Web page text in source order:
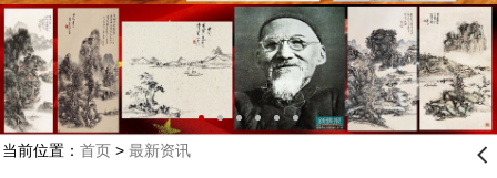
当前位置： 首页> 最新资讯 󰊒